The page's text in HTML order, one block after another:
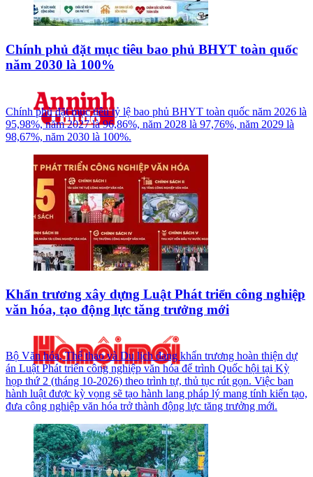
Chính phủ đặt mục tiêu bao phủ BHYT toàn quốc
năm 2030 là 100%
Chính phủ đặt mục tiêu tỷ lệ bao phủ BHYT toàn quốc năm 2026 là
95,98%, năm 2027 là 96,86%, năm 2028 là 97,76%, năm 2029 là
98,67%, năm 2030 là 100%.
Khẩn trương xây dựng Luật Phát triển công nghiệp
văn hóa, tạo động lực tăng trưởng mới
Bộ Văn hóa, Thể thao và Du lịch đang khẩn trương hoàn thiện dự
án Luật Phát triển công nghiệp văn hóa để trình Quốc hội tại Kỳ
họp thứ 2 (tháng 10-2026) theo trình tự, thủ tục rút gọn. Việc ban
hành luật được kỳ vọng sẽ tạo hành lang pháp lý mang tính kiến tạo,
đưa công nghiệp văn hóa trở thành động lực tăng trưởng mới.